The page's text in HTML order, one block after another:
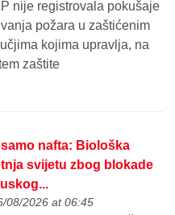
nije registrovala pokušaje
požara u zaštićenim
kojima upravlja, na
zaštite
samo nafta: Biološka
svijetu zbog blokade
08/2026 at 06:45